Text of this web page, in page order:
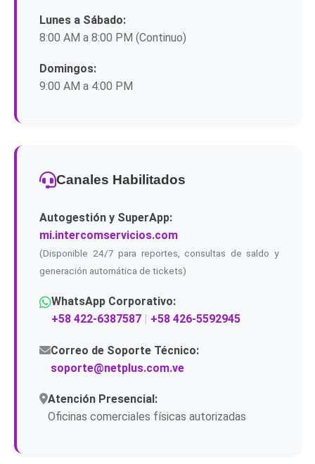
Lunes a Sábado:
8:00 AM a 8:00 PM (Continuo)
Domingos:
9:00 AM a 4:00 PM
Canales Habilitados
Autogestión y SuperApp:
mi.intercomservicios.com
(Disponible 24/7 para reportes, consultas de saldo y
generación automática de tickets)
WhatsApp Corporativo:
+58 422-6387587
+58 426-5592945
Correo de Soporte Técnico:
soporte@netplus.com.ve
Atención Presencial:
Oficinas comerciales físicas autorizadas